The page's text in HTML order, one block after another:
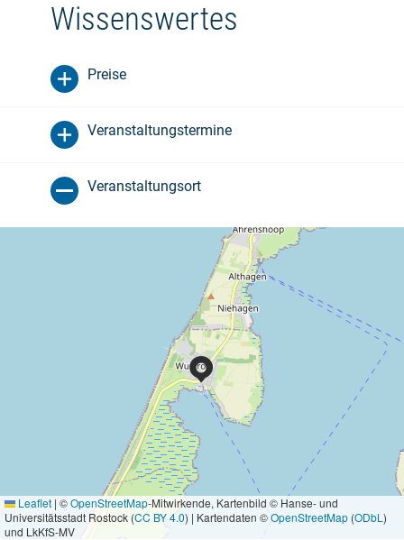
Wissenswertes
Preise
Veranstaltungstermine
Veranstaltungsort
Leaflet | ©OpenStreetMap-Mitwirkende, Kartenbild © Hanse- und
Universitätsstadt Rostock (CC BY 4.0) | Kartendaten ©OpenStreetMap (ODbL )
und LkKfS-MV